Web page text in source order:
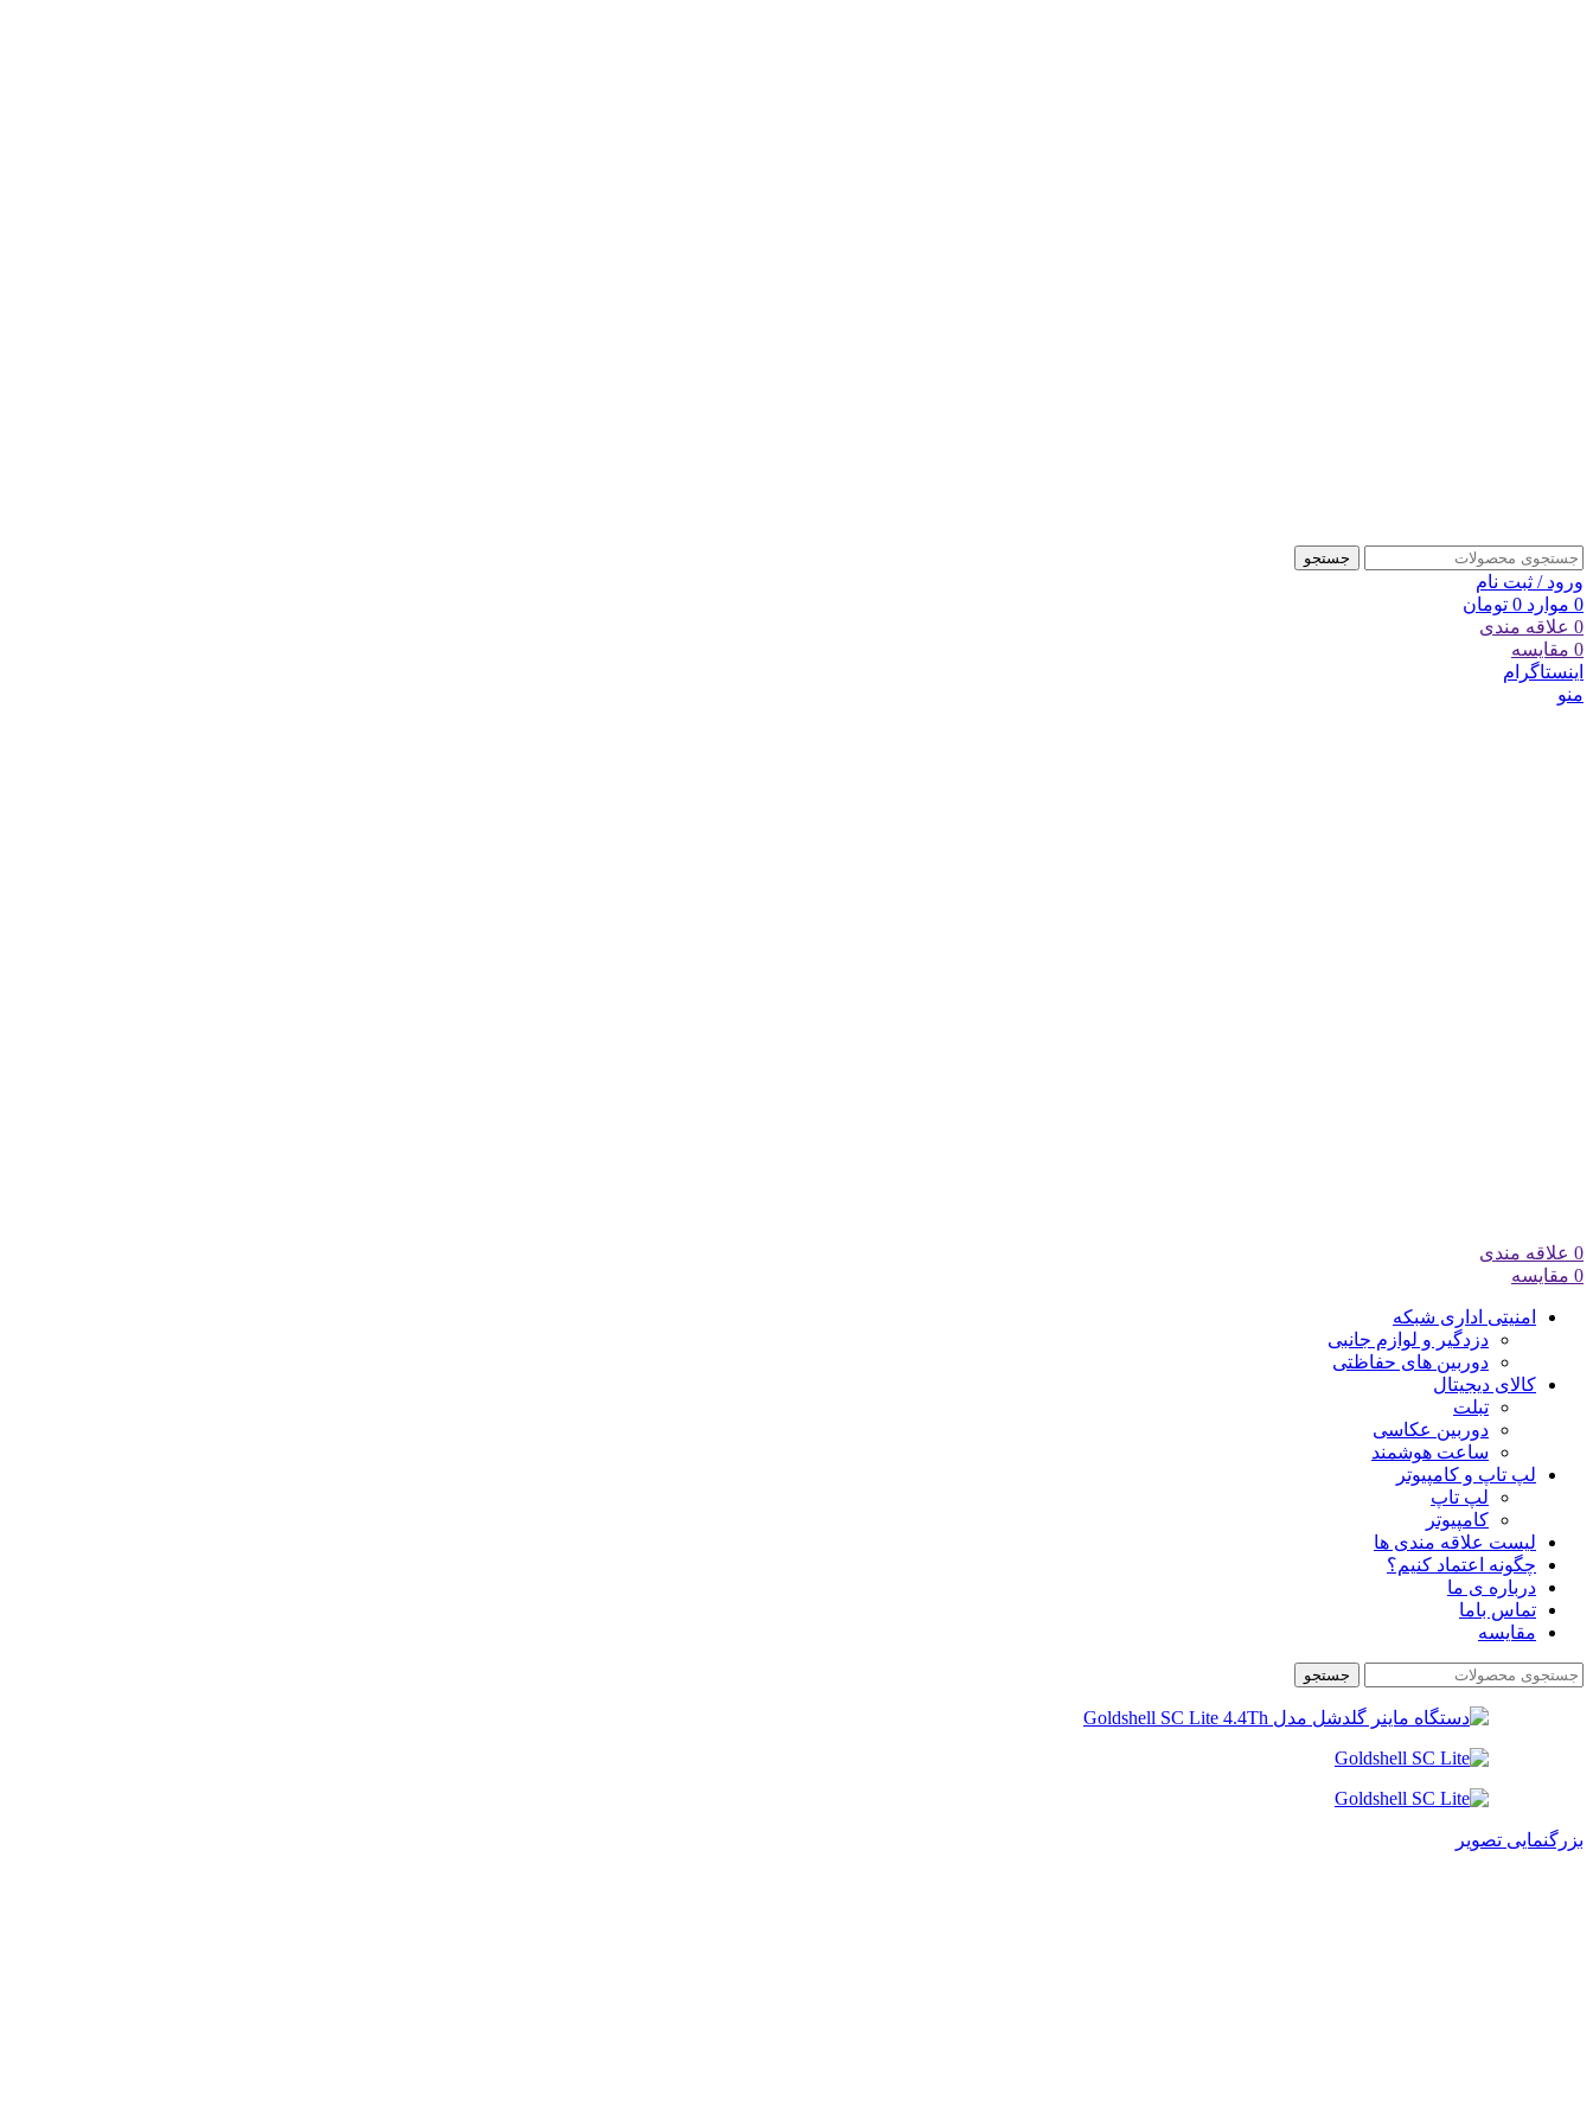
جستجو
ورود / ثبت نام
0 موارد 0 تومان
0 علاقه مندی
0 مقایسه
اینستاگرام
منو
0 علاقه مندی
0 مقایسه
امنیتی اداری شبکه
دزدگیر و لوازم جانبی
دوربین های حفاظتی
کالای دیجیتال
تبلت
دوربین عکاسی
ساعت هوشمند
لپ تاپ و کامپیوتر
لپ تاپ
کامپیوتر
لیست علاقه مندی ها
چگونه اعتماد کنیم؟
درباره ی ما
تماس باما
مقایسه
جستجو
بزرگنمایی تصویر